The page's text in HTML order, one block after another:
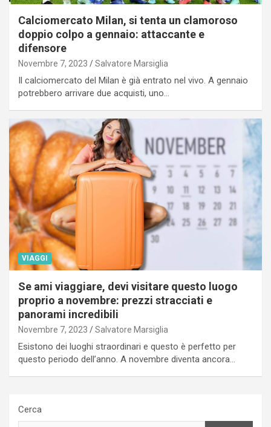
Calciomercato Milan, si tenta un clamoroso
doppio colpo a gennaio: attaccante e
difensore
Novembre 7, 2023 Salvatore Marsiglia
Il calciomercato del Milan è già entrato nel vivo. A gennaio
potrebbero arrivare due acquisti, uno…
VIAGGI
Se ami viaggiare, devi visitare questo luogo
proprio a novembre: prezzi stracciati e
panorami incredibili
Novembre 7, 2023 Salvatore Marsiglia
Esistono dei luoghi straordinari e questo è perfetto per
questo periodo dell’anno. A novembre diventa ancora…
Cerca